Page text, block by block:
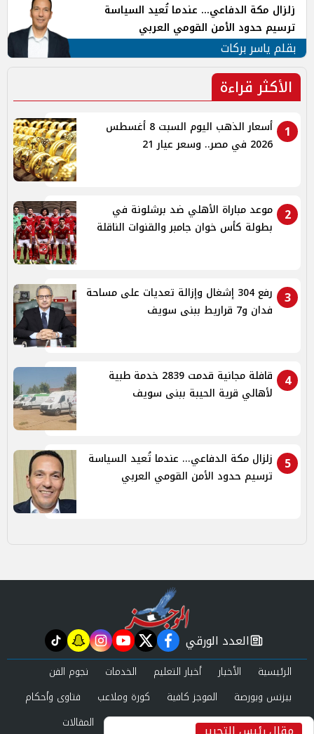
زلزال مكة الدفاعي... عندما تُعيد السياسة
ترسيم حدود الأمن القومي العربي
بقلم ياسر بركات
الأكثر قراءة
1
أسعار الذهب اليوم السبت 8 أغسطس
2026 في مصر.. وسعر عيار 21
2
موعد مباراة الأهلي ضد برشلونة في
بطولة كأس خوان جامبر والقنوات الناقلة
3
رفع 304 إشغال وإزالة تعديات على مساحة
فدان و7 قراريط ببنى سويف
4
قافلة مجانية قدمت 2839 خدمة طبية
لأهالي قرية الحيبة ببنى سويف
5
زلزال مكة الدفاعي... عندما تُعيد السياسة
ترسيم حدود الأمن القومي العربي
newspaper
العدد الورقي facebook
twitter
youtube
instagram
snapchat
tiktok
الرئيسية الأخبار أخبار التعليم الخدمات
نجوم الفن
بيزنس وبورصة
الموجز كافية كورة وملاعب
فتاوى وأحكام
صحة وجمال
عرب وعالم حوادث ومحاكم المقالات